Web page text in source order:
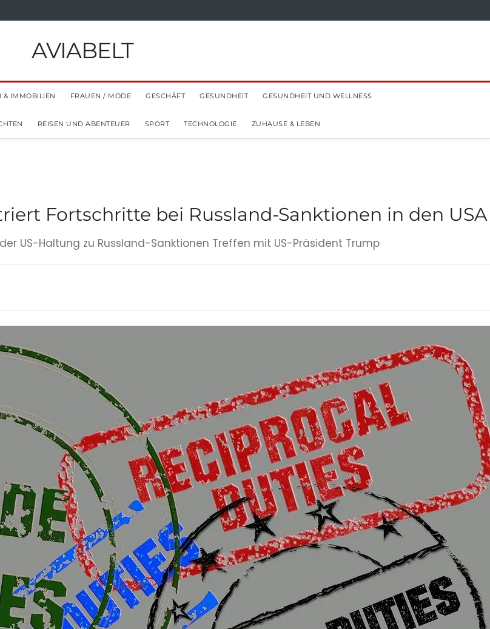
AVIABELT
& IMMOBILIEN FRAUEN / MODE GESCHÄFT GESUNDHEIT GESUNDHEIT UND WELLNESS
REISEN UND ABENTEUER SPORT TECHNOLOGIE ZUHAUSE & LEBEN
Fortschritte bei Russland-Sanktionen in den USA
der US-Haltung zu Russland-Sanktionen Treffen mit US-Präsident Trump